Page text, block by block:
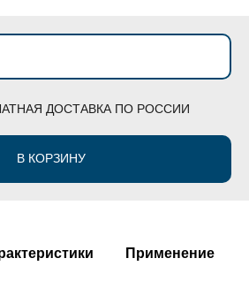
ДОСТАВКА ПО РОССИИ
В КОРЗИНУ
Применение